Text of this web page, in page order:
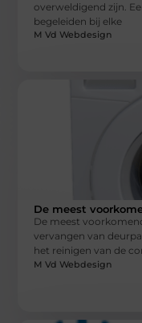
overweldigend zijn.
begeleiden bij elke
M Vd Webdesign
De meest
De meest
vervangen van
het reinigen van de
M Vd Webdesign